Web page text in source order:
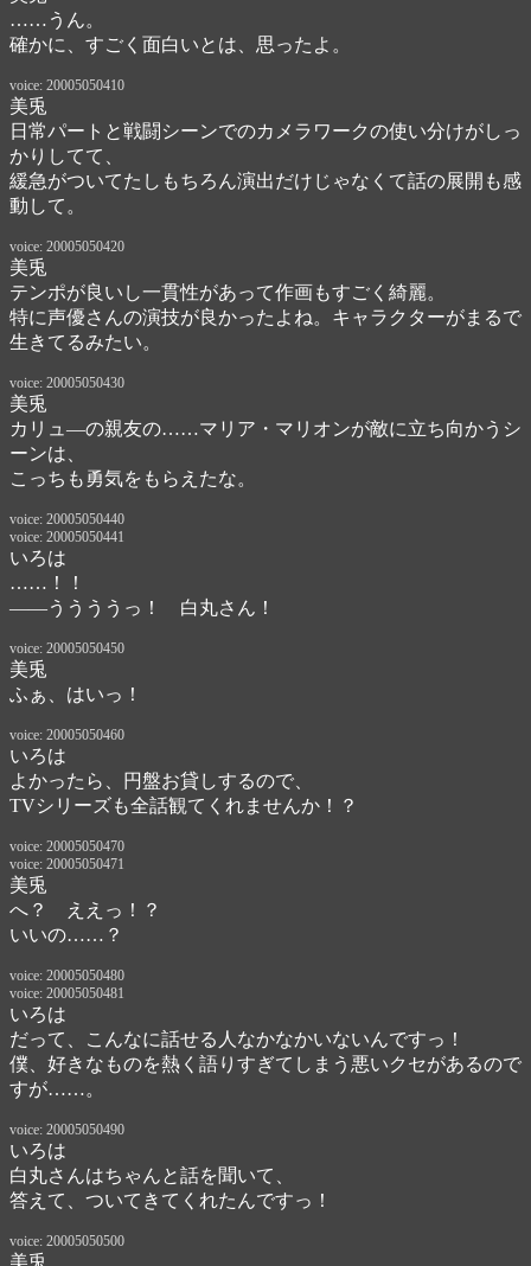
……うん。
確かに、すごく面白いとは、思ったよ。
voice: 20005050410
美兎
日常パートと戦闘シーンでのカメラワークの使い分けがしっ
かりしてて、
緩急がついてたしもちろん演出だけじゃなくて話の展開も感
動して。
voice: 20005050420
美兎
テンポが良いし一貫性があって作画もすごく綺麗。
特に声優さんの演技が良かったよね。キャラクターがまるで
生きてるみたい。
voice: 20005050430
美兎
カリュ―の親友の……マリア・マリオンが敵に立ち向かうシ
ーンは、
こっちも勇気をもらえたな。
voice: 20005050440
voice: 20005050441
いろは
……！！
――ううううっ！　白丸さん！
voice: 20005050450
美兎
ふぁ、はいっ！
voice: 20005050460
いろは
よかったら、円盤お貸しするので、
TVシリーズも全話観てくれませんか！？
voice: 20005050470
voice: 20005050471
美兎
へ？　ええっ！？
いいの……？
voice: 20005050480
voice: 20005050481
いろは
だって、こんなに話せる人なかなかいないんですっ！
僕、好きなものを熱く語りすぎてしまう悪いクセがあるので
すが……。
voice: 20005050490
いろは
白丸さんはちゃんと話を聞いて、
答えて、ついてきてくれたんですっ！
voice: 20005050500
美兎